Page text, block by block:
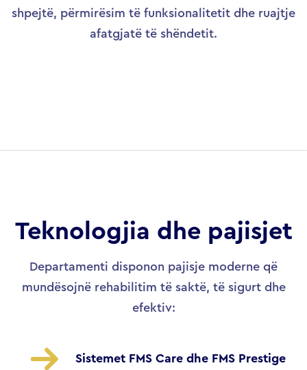
shpejtë, përmirësim të funksionalitetit dhe ruajtje
afatgjatë të shëndetit.
Teknologjia dhe pajisjet
Departamenti disponon pajisje moderne që
mundësojnë rehabilitim të saktë, të sigurt dhe
efektiv:
Sistemet FMS Care dhe FMS Prestige